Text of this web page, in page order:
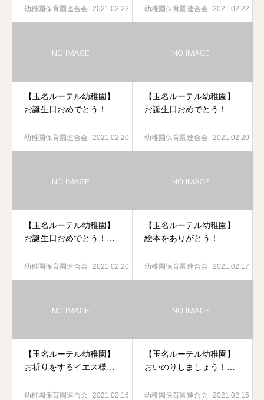
校）
幼稚園保育園連合会 2021.02.23 幼稚園保育園連合会 2021.02.22
【玉名ルーテル幼稚園】
お誕生日おめでとう！
幼稚園保育園連合会 2021.02.20
【玉名ルーテル幼稚園】
お誕生日おめでとう！
幼稚園保育園連合会 2021.02.20
【玉名ルーテル幼稚園】
お誕生日おめでとう！
幼稚園保育園連合会 2021.02.20
【玉名ルーテル幼稚園】
絵本をありがとう！
幼稚園保育園連合会 2021.02.17
【玉名ルーテル幼稚園】
お祈りをするイエス様の
校）
幼稚園保育園連合会 2021.02.16
【玉名ルーテル幼稚園】
おいのりしましょう！
幼稚園保育園連合会 2021.02.15